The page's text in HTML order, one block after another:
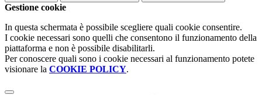
Gestione cookie
In questa schermata è possibile scegliere quali cookie consentire.
I cookie necessari sono quelli che consentono il funzionamento della
piattaforma e non è possibile disabilitarli.
Per conoscere quali sono i cookie necessari al funzionamento potete
visionare la COOKIE POLICY.